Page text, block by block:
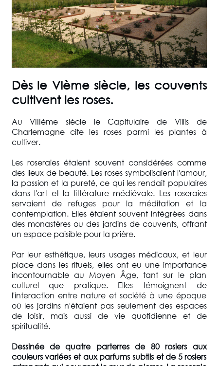
Dès le VIème siècle, les couvents
cultivent les roses.
Au VIIIème siècle le Capitulaire de Villis de
Charlemagne cite les roses parmi les plantes à
cultiver.
Les roseraies étaient souvent considérées comme
des lieux de beauté. Les roses symbolisaient l'amour,
la passion et la pureté, ce qui les rendait populaires
dans l'art et la littérature médiévale. Les roseraies
servaient de refuges pour la méditation et la
contemplation. Elles étaient souvent intégrées dans
des monastères ou des jardins de couvents, offrant
un espace paisible pour la prière.
Par leur esthétique, leurs usages médicaux, et leur
place dans les rituels, elles ont eu une importance
incontournable au Moyen Âge, tant sur le plan
culturel que pratique. Elles témoignent de
l'interaction entre nature et société à une époque
où les jardins n'étaient pas seulement des espaces
de loisir, mais aussi de vie quotidienne et de
spiritualité.
Dessinée de quatre parterres de 80 rosiers aux
couleurs variées et aux parfums subtils et de 5 rosiers